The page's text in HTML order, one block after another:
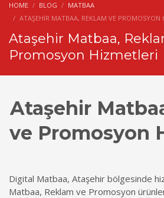
HOME BLOG
MATBAA
ATAŞEHIR MATBAA, REKLAM VE PROMOSYON
Ataşehir Matbaa,
Promosyon Hizmetleri
Ataşehir
ve Promosyon
Digital Matbaa, Ataşehir bölgesinde
Matbaa, Reklam ve Promosyon